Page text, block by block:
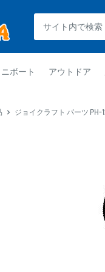
ニボート アウトドア
ジョイクラフト パーツ PH-